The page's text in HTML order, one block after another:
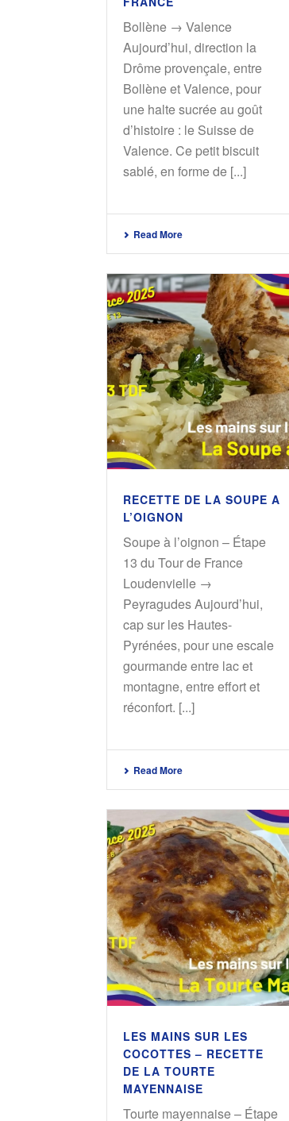
Bollène → Valence
Aujourd’hui, direction la
Drôme provençale, entre
Bollène et Valence, pour
une halte sucrée au goût
d’histoire : le Suisse de
Valence. Ce petit biscuit
sablé, en forme de [...]
Read More
RECETTE DE LA SOUPE A
L’OIGNON
Soupe à l’oignon – Étape
13 du Tour de France
Loudenvielle →
Peyragudes Aujourd’hui,
cap sur les Hautes-
Pyrénées, pour une escale
gourmande entre lac et
montagne, entre effort et
réconfort. [...]
Read More
LES MAINS SUR LES
COCOTTES – RECETTE
DE LA TOURTE
MAYENNAISE
Tourte mayennaise – Étape